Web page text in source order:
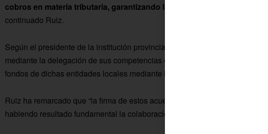
cobros en materia tributaria, garantizando la calidad del servicio que
continuado Ruiz.
Según el presidente de la institución provincial, “esta Diputación no sólo
mediante la delegación de sus competencias en esta materia, sino que
fondos de dichas entidades locales mediante los anticipos de recaudación
Ruiz ha remarcado que “la firma de estos acuerdos viene a atender las
habiendo resultado fundamental la colaboración interinstitucional”.